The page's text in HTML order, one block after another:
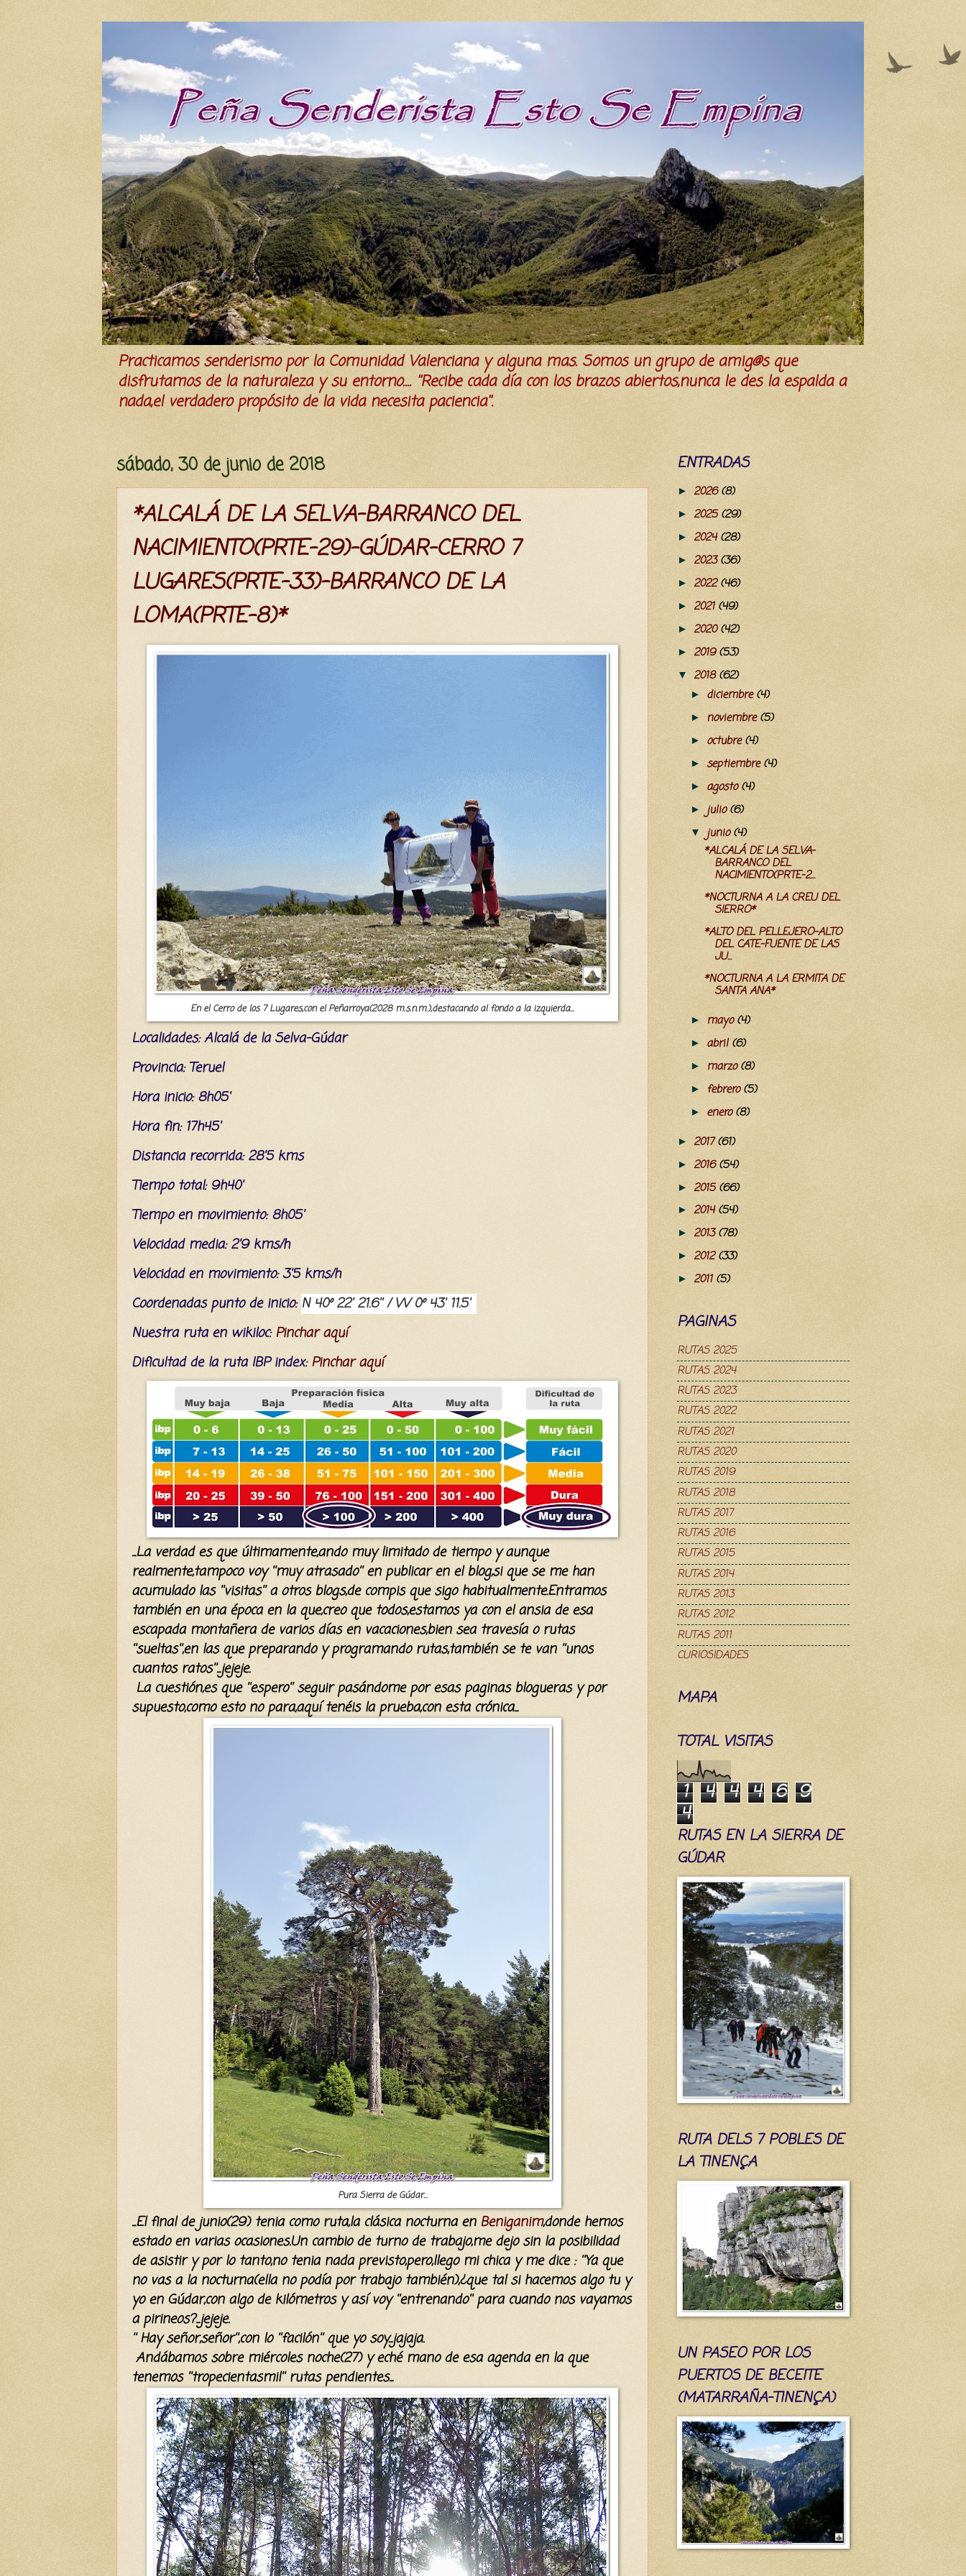
Practicamos senderismo por la Comunidad Valenciana y alguna mas. Somos un grupo de amig@s que
disfrutamos de la naturaleza y su entorno.... ''Recibe cada día con los brazos abiertos,nunca le des la espalda a
nada,el verdadero propósito de la vida necesita paciencia''.
sábado, 30 de junio de 2018
*ALCALÁ DE LA SELVA-BARRANCO DEL
NACIMIENTO(PRTE-29)-GÚDAR-CERRO 7
LUGARES(PRTE-33)-BARRANCO DE LA
LOMA(PRTE-8)*
En el Cerro de los 7 Lugares,con el Peñarroya(2028 m.s.n.m.),destacando al fondo a la izquierda...
Localidades: Alcalá de la Selva-Gúdar
Provincia: Teruel
Hora inicio: 8h05'
Hora fin: 17h45'
Distancia recorrida: 28'5 kms
Tiempo total: 9h40'
Tiempo en movimiento: 8h05'
Velocidad media: 2'9 kms/h
Velocidad en movimiento: 3'5 kms/h
Coordenadas punto de inicio: N 40º 22' 21.6'' / W 0º 43' 11.5''
Nuestra ruta en wikiloc: Pinchar aquí
Dificultadde la ruta IBP index: Pinchar aquí
...La verdad es que últimamente,ando muy limitado de tiempo y aunque
realmente,tampoco voy ''muy atrasado'' en publicar en el blog,si que se me han
acumulado las ''visitas'' a otros blogs,de compis que sigo habitualmente.Entramos
también en una época en la que,creo que todos,estamos ya con el ansia de esa
escapada montañera de varios días en vacaciones,bien sea travesía o rutas
''sueltas'',en las que preparando y programando rutas,también se te van ''unos
cuantos ratos''...jejeje.
La cuestión,es que ''espero'' seguir pasándome por esas paginas blogueras y por
supuesto,como esto no para,aquí tenéis la prueba,con esta crónica...
Pura Sierra de Gúdar...
...El final de junio(29) tenia como ruta,la clásica nocturna en Beniganim,donde hemos
estado en varias ocasiones.Un cambio de turno de trabajo,me dejo sin la posibilidad
de asistir y por lo tanto,no tenia nada previsto,pero,llego mi chica y me dice : ''Ya que
no vas a la nocturna(ella no podía por trabajo también),¿que tal si hacemos algo tu y
yo en Gúdar,con algo de kilómetros y así voy ''entrenando'' para cuando nos vayamos
a pirineos?...jejeje.
'' Hay señor,señor'',con lo ''facilón'' que yo soy...jajaja.
Andábamos sobre miércoles noche(27) y eché mano de esa agenda en la que
tenemos ''tropecientasmil'' rutas pendientes...
ENTRADAS
► 2026(8)
► 2025(29)
► 2024(28)
► 2023(36)
► 2022(46)
► 2021 (49)
► 2020(42)
► 2019(53)
▼ 2018(62)
► diciembre(4)
► noviembre(5)
► octubre(4)
► septiembre(4)
► agosto(4)
► julio(6)
▼ junio(4)
*ALCALÁ DE LA SELVA-
BARRANCO DEL
NACIMIENTO(PRTE-2...
*NOCTURNA A LA CREU DEL
SIERRO*
*ALTO DEL PELLEJERO-ALTO
DEL CATE-FUENTE DE LAS
JU...
*NOCTURNA A LA ERMITA DE
SANTA ANA*
► mayo(4)
► abril(6)
► marzo(8)
► febrero(5)
► enero(8)
► 2017(61)
► 2016(54)
► 2015(66)
► 2014(54)
► 2013(78)
► 2012(33)
► 2011 (5)
PAGINAS
RUTAS 2025
RUTAS 2024
RUTAS 2023
RUTAS 2022
RUTAS 2021
RUTAS 2020
RUTAS 2019
RUTAS 2018
RUTAS 2017
RUTAS 2016
RUTAS 2015
RUTAS 2014
RUTAS 2013
RUTAS 2012
RUTAS 2011
CURIOSIDADES
MAPA
TOTAL VISITAS
1 4 4 4 6 9
4
RUTAS EN LA SIERRA DE
GÚDAR
RUTA DELS 7 POBLES DE
LA TINENÇA
UN PASEO POR LOS
PUERTOS DE BECEITE
(MATARRAÑA-TINENÇA)